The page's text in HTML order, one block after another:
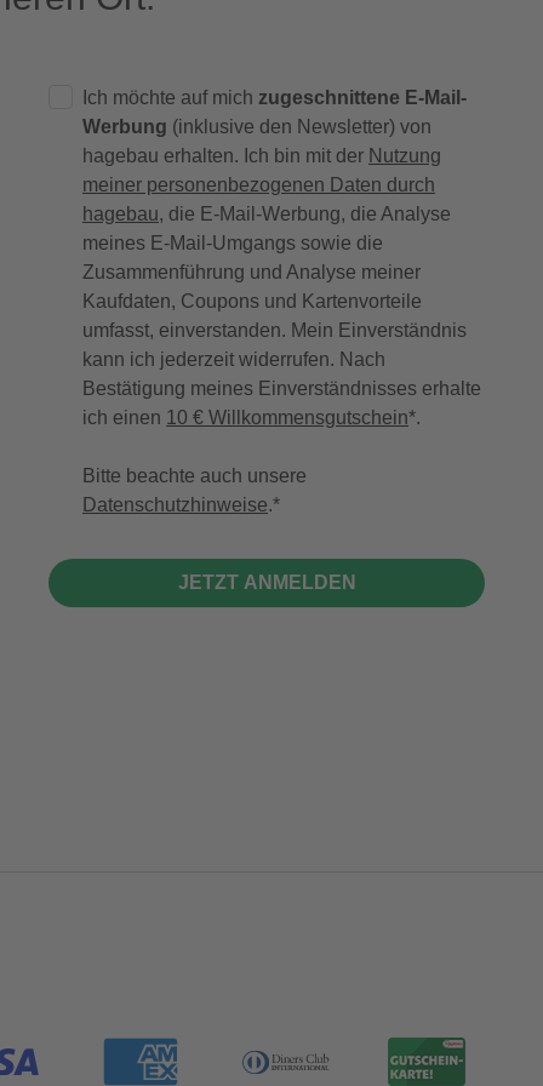
Ich möchte auf mich zugeschnittene E-Mail-
Werbung (inklusive den Newsletter) von
hagebau erhalten. Ich bin mit der Nutzung
meiner personenbezogenen Daten durch
hagebau, die E-Mail-Werbung, die Analyse
meines E-Mail-Umgangs sowie die
Zusammenführung und Analyse meiner
Kaufdaten, Coupons und Kartenvorteile
umfasst, einverstanden. Mein Einverständnis
kann ich jederzeit widerrufen. Nach
Bestätigung meines Einverständnisses erhalte
ich einen 10 € Willkommensgutschein*.
Bitte beachte auch unsere
Datenschutzhinweise.
JETZT ANMELDEN